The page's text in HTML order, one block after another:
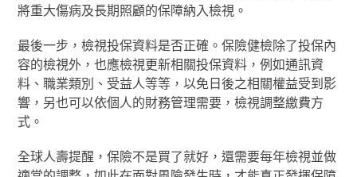
將重大傷病及長期照顧的保障納入檢視。
最後一步，檢視投保資料是否正確。保險健檢除了投保內
容的檢視外，也應檢視更新相關投保資料，例如通訊資
料、職業類別、受益人等等，以免日後之相關權益受到影
響，另也可以依個人的財務管理需要，檢視調整繳費方
式。
全球人壽提醒，保險不是買了就好，還需要每年檢視並做